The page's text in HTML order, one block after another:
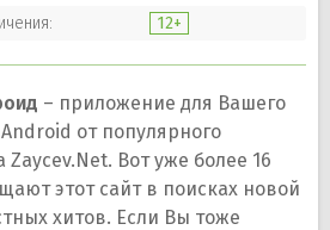
12+
– приложение для Вашего
от популярного
Zaycev.Net. Вот уже более 16
этот сайт в поисках новой
хитов. Если Вы тоже